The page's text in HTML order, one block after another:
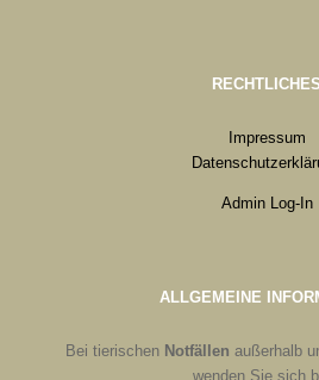
RECHTLICHES
Impressum
Admin Log-In
ALLGEMEINE
Bei tierischen Notfällen außerhalb
wenden Sie sich